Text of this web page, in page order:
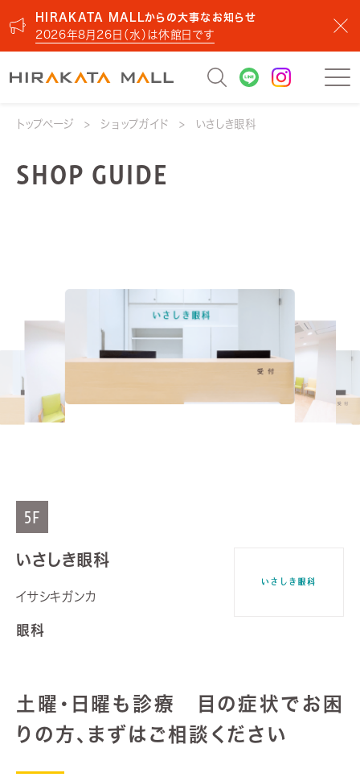
HIRAKATA MALLからの大事なお知らせ
2026年8月26日（水）は休館日です
トップページ ショップガイド いさしき眼科
SHOP GUIDE
5F
いさしき眼科
イサシキガンカ
眼科
土曜・日曜も診療 目の症状でお困
りの方、まずはご相談ください